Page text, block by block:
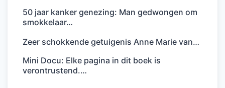
50 jaar kanker genezing: Man gedwongen om
smokkelaar…
Zeer schokkende getuigenis Anne Marie van…
Mini Docu: Elke pagina in dit boek is
verontrustend.…